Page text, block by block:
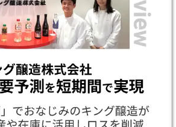
ハーベスト)
んでの売上予測
シフト作成を自動化 したい
予測
をした
AI活用の現場のホンネ